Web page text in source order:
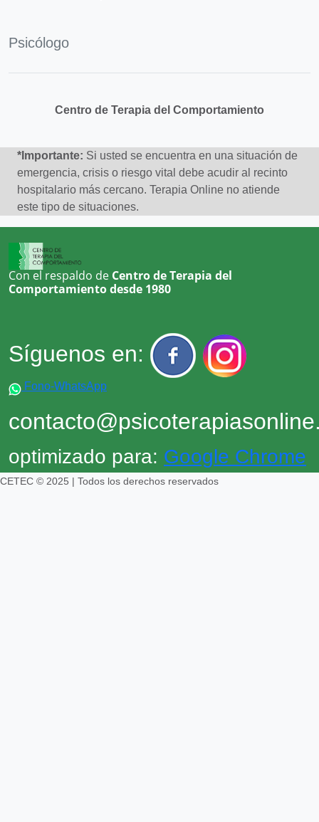
Psicólogo
Centro de Terapia del Comportamiento
*Importante: Si usted se encuentra en una situación de
emergencia, crisis o riesgo vital debe acudir al recinto
hospitalario más cercano. Terapia Online no atiende
este tipo de situaciones.
Con el respaldo de Centro de Terapia del
Comportamiento desde 1980
Síguenos en:
Fono-WhatsApp
optimizado para: Google Chrome
CETEC © 2025 | Todos los derechos reservados